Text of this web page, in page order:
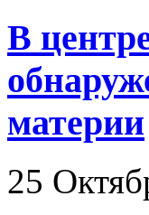
В
материи
25